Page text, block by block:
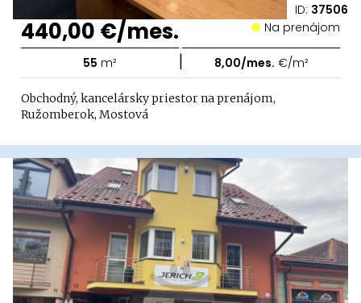
ID: 37506
440,00 €/mes. Na prenájom
55 m² | 8,00/mes. €/m²
Obchodný, kancelársky priestor na prenájom,
Ružomberok, Mostová